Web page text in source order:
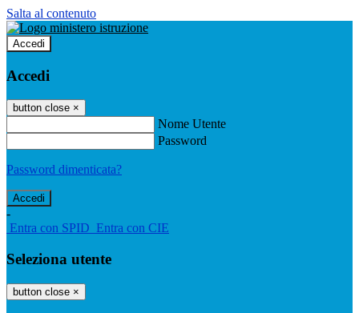
Salta al contenuto
Accedi
Accedi
button close ×
Nome Utente
Password
Password dimenticata?
-
Entra con SPID Entra con CIE
Seleziona utente
button close ×